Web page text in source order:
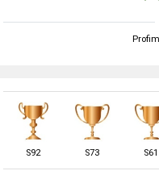
S92 S73 S61